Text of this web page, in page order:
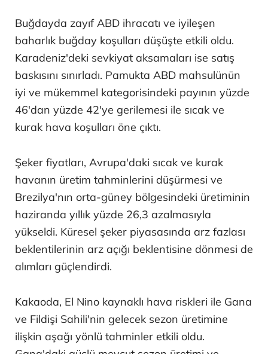
Buğdayda zayıf ABD ihracatı ve iyileşen
baharlık buğday koşulları düşüşte etkili oldu.
Karadeniz'deki sevkiyat aksamaları ise satış
baskısını sınırladı. Pamukta ABD mahsulünün
iyi ve mükemmel kategorisindeki payının yüzde
46'dan yüzde 42'ye gerilemesi ile sıcak ve
kurak hava koşulları öne çıktı.
Şeker fiyatları, Avrupa'daki sıcak ve kurak
havanın üretim tahminlerini düşürmesi ve
Brezilya'nın orta-güney bölgesindeki üretiminin
haziranda yıllık yüzde 26,3 azalmasıyla
yükseldi. Küresel şeker piyasasında arz fazlası
beklentilerinin arz açığı beklentisine dönmesi de
alımları güçlendirdi.
Kakaoda, El Nino kaynaklı hava riskleri ile Gana
ve Fildişi Sahili'nin gelecek sezon üretimine
ilişkin aşağı yönlü tahminler etkili oldu.